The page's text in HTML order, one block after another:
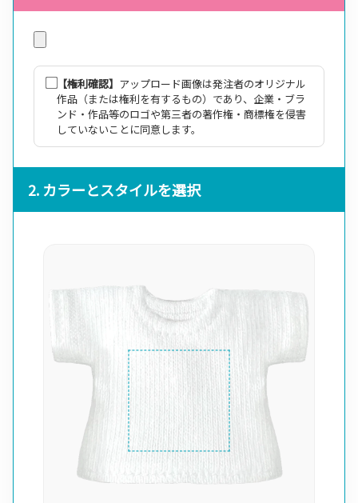
【権利確認】 アップロード画像は発注者のオリジナル
作品（または権利を有するもの）であり、企業・ブラ
ンド・作品等のロゴや第三者の著作権・商標権を侵害
していないことに同意します。
2. カラーとスタイルを選択